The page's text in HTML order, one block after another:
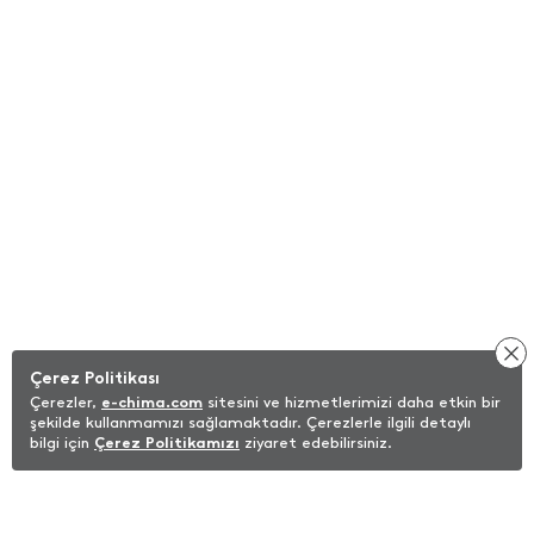
Çerez Politikası
Çerezler, e-chima.com sitesini ve hizmetlerimizi daha etkin bir
şekilde kullanmamızı sağlamaktadır. Çerezlerle ilgili detaylı
bilgi için Çerez Politikamızı ziyaret edebilirsiniz.